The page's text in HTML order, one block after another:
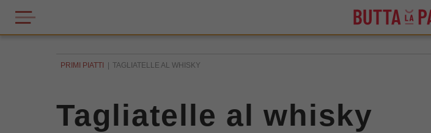
PRIMI PIATTI TAGLIATELLE AL WHISKY
Tagliatelle al whisky